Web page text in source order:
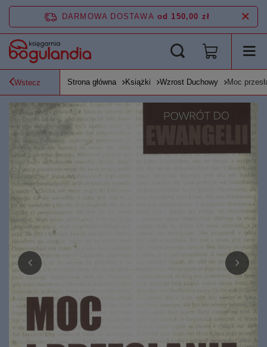
DARMOWA DOSTAWA od 150,00 zł
Wstecz Strona główna Książki Wzrost Duchowy Moc